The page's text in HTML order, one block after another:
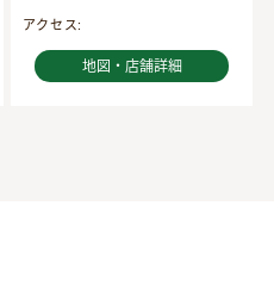
アクセス:
地図・店舗詳細